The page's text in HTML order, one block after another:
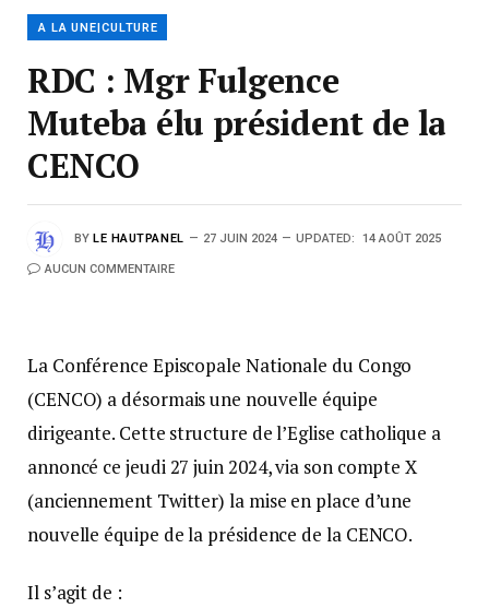
A LA UNE|CULTURE
RDC : Mgr Fulgence
Muteba élu président de la
CENCO
BY LE HAUTPANEL 27 JUIN 2024 UPDATED: 14 AOÛT 2025
AUCUN COMMENTAIRE
La Conférence Episcopale Nationale du Congo
(CENCO) a désormais une nouvelle équipe
dirigeante. Cette structure de l’Eglise catholique a
annoncé ce jeudi 27 juin 2024, via son compte X
(anciennement Twitter) la mise en place d’une
nouvelle équipe de la présidence de la CENCO.
Il s’agit de :